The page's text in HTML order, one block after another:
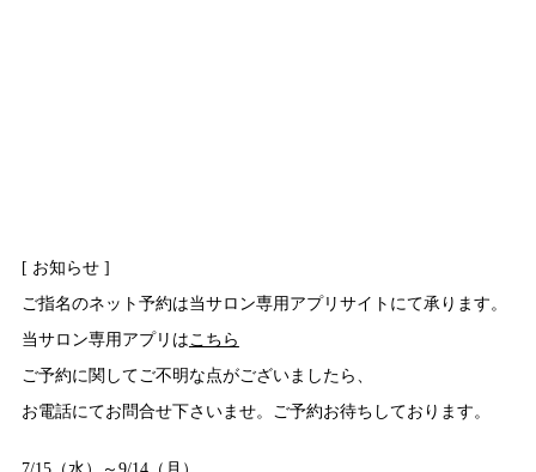
[ お知らせ ]
ご指名のネット予約は当サロン専用アプリサイトにて承ります。
当サロン専用アプリはこちら
ご予約に関してご不明な点がございましたら、
お電話にてお問合せ下さいませ。ご予約お待ちしております。